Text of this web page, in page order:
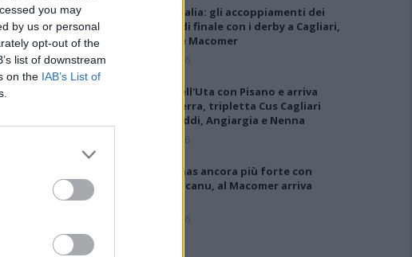
you may
by us or personal
opt-out of the
list of downstream
on the IAB’s List of
Coppa Italia: gli accoppiamenti dei
16esimi di finale con i derby a Cagliari,
Sassari e Macomer
5 Ago 2026
Colpo dell'Uta con Pisano e arriva
anche Serra, tripletta Cus Cagliari
con Piroddi, Angiargia e Nenna
5 Ago 2026
Il Coghinas ancora più forte con
Sechi e Scanu, al Macomer arriva
5 Ago 2026